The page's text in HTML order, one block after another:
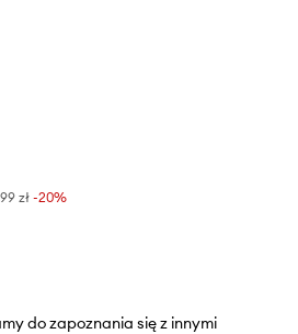
zł -20%
do zapoznania się z innymi